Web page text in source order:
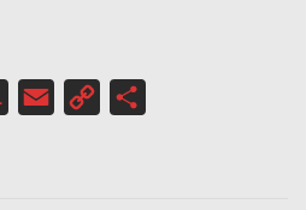
Snapchat
Email
Copy